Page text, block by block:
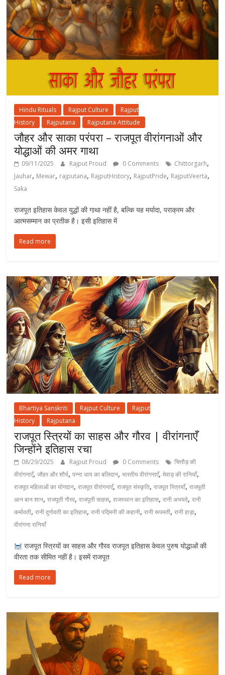
Hindu Rituals Rajput Culture
Rajput
History
Rajputana Rajputana Attitude
जौहर और साका परंपरा – राजपूत वीरांगनाओं और
योद्धाओं की अमर गाथा
09/11/2025 Rajput Proud 0 Comments Chittorgarh,
Jauhar, Mewar, rajputana, RajputHistory, RajputPride, RajputVeerta,
Saka
राजपूत इतिहास केवल युद्धों की गाथा नहीं है, बल्कि यह मर्यादा, पराक्रम और
आत्मसम्मान का प्रतीक है। इसी इतिहास में
Read more
Bhartiya Sanskriti Rajput Culture
Rajput
History
Rajputana
राजपूत स्त्रियों का साहस और गौरव | वीरांगनाएँ
जिन्होंने इतिहास रचा
08/29/2025 Rajput Proud 0 Comments
चित्तौड़ की
वीरांगनाएँ,जौहर और शौर्य,पन्ना धाय का बलिदान,भारतीय वीरांगनाएँ,मेवाड़ की रानियाँ,
राजपूत महिलाओं का योगदान,राजपूत वीरांगनाएँ,राजपूत संस्कृति,राजपूत स्त्रियाँ,राजपूती
आन बान शान,राजपूती गौरव,राजपूती साहस,राजस्थान का इतिहास,रानी अभयदे,रानी
कर्मावती,रानी दुर्गावती का इतिहास,रानी पद्मिनी की कहानी,रानी रूपमती,रानी हाड़ा,
वीरांगना रानियाँ
राजपूत स्त्रियों का साहस और गौरव राजपूत इतिहास केवल पुरुष योद्धाओं की
वीरता तक सीमित नहीं है। इसमें राजपूत
Read more